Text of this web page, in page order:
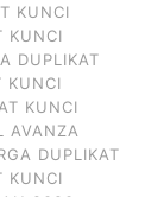
KUNCI
KUNCI
DUPLIKAT
KUNCI
KUNCI
AVANZA
DUPLIKAT
KUNCI